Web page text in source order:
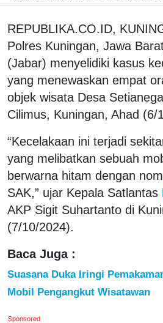
REPUBLIKA.CO.ID,
Polres Kuningan, Jawa
(Jabar) menyelidiki kasus
yang menewaskan empat
objek wisata Desa
Cilimus, Kuningan, Ahad (6/
“Kecelakaan ini terjadi
yang melibatkan sebuah
berwarna hitam dengan
SAK,” ujar Kepala Satlantas
AKP Sigit Suhartanto di
(7/10/2024).
Baca Juga :
Suasana Duka Iringi
Mobil Pengangkut Wisatawan
Sponsored